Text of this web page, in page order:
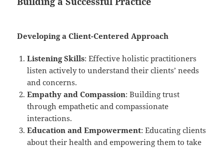
Developing a Client-Centered Approach
Listening Skills: Effective holistic practitioners
listen actively to understand their clients’ needs
and concerns.
Empathy and Compassion: Building trust
through empathetic and compassionate
interactions.
Education and Empowerment: Educating clients
about their health and empowering them to take